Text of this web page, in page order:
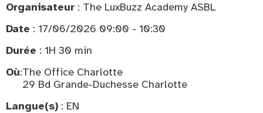
Organisateur : The LuxBuzz Academy ASBL
Date : 17/06/2026 09:00 - 10:30
Durée : 1H 30 min
Où:The Office Charlotte
29 Bd Grande-Duchesse Charlotte
Langue(s) : EN